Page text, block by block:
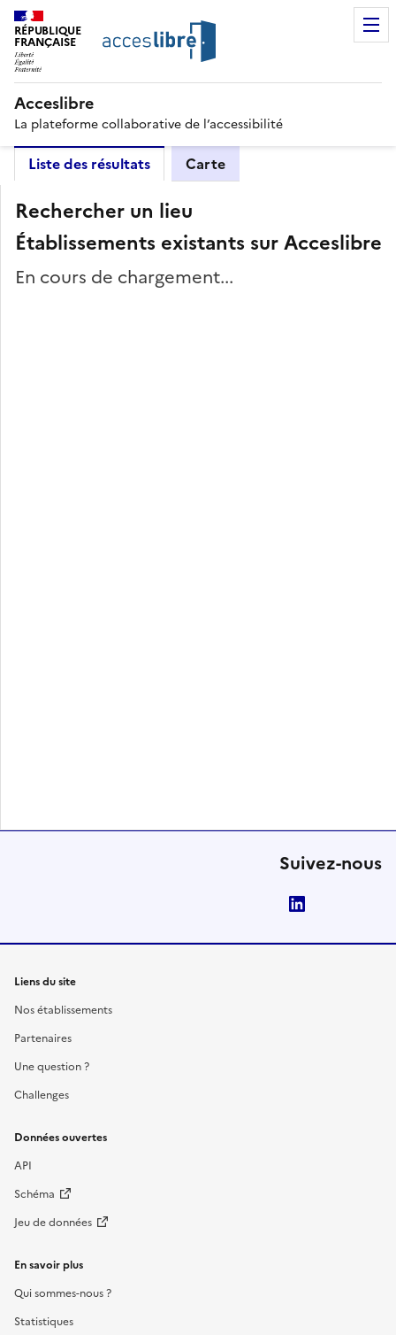
RÉPUBLIQUE
FRANÇAISE
Acceslibre
La plateforme collaborative de l’accessibilité
Liste des résultats Carte
Rechercher un lieu
Établissements existants sur Acceslibre
En cours de chargement...
Suivez-nous
Liens du site
Nos établissements
Partenaires
Une question ?
Challenges
Données ouvertes
API
Schéma
Jeu de données
En savoir plus
Qui sommes-nous ?
Statistiques